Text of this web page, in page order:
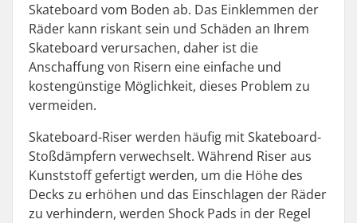
Skateboard vom Boden ab. Das Einklemmen der
Räder kann riskant sein und Schäden an Ihrem
Skateboard verursachen, daher ist die
Anschaffung von Risern eine einfache und
kostengünstige Möglichkeit, dieses Problem zu
vermeiden.
Skateboard-Riser werden häufig mit Skateboard-
Stoßdämpfern verwechselt. Während Riser aus
Kunststoff gefertigt werden, um die Höhe des
Decks zu erhöhen und das Einschlagen der Räder
zu verhindern, werden Shock Pads in der Regel